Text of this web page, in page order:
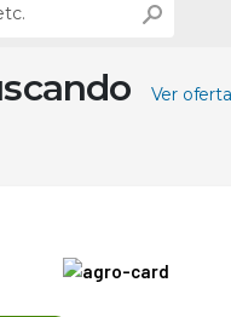
Ver